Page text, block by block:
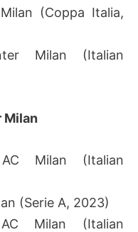
(Coppa Italia,
Milan (Italian
Milan
Milan (Italian
(Serie A, 2023)
Milan (Italian